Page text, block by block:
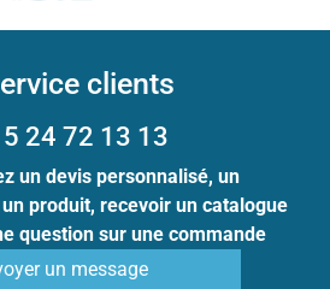
clients
24 72 13 13
un devis personnalisé, un
produit, recevoir un catalogue
question sur une commande
un message